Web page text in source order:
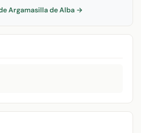
Argamasilla de Alba →